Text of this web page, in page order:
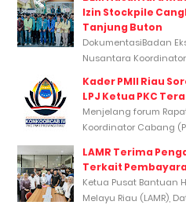
Izin Stockpile
Tanjung Buton
DokumentasiBadan
Nusantara
Kader PMII Riau
LPJ Ketua PKC
Menjelang forum
Koordinator Cabang
LAMR Terima
Terkait
Ketua Pusat Bantuan
Melayu Riau (LAMR),